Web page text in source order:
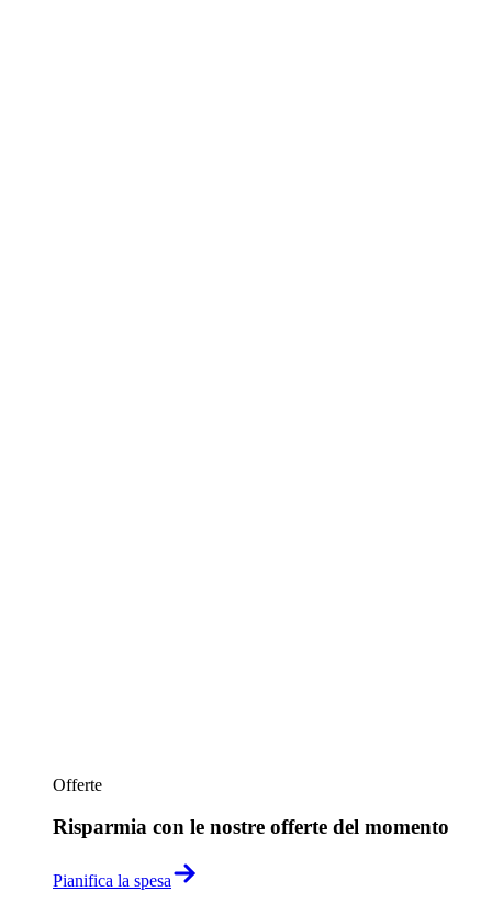
Offerte
Risparmia con le nostre offerte del momento
Pianifica la spesa